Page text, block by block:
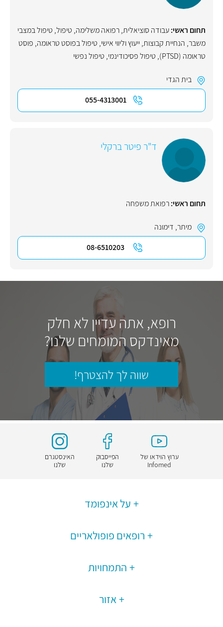
תחום ראשי:עבודה סוציאלית,רפואה משלימה, טיפול, טיפול במצבי
משבר, הנחיית קבוצות,ייעוץ וליווי אישי, טיפול בפוסט טראומה, פוסט
טראומה (PTSD)
, טיפול פסיכודינמי, טיפול נפשי
בית הגדי
055-4313001
ד"ר פיטר ברקלי
תחום ראשי:רפואת משפחה
מיתר, דימונה
08-6510203
רופא, אתה עדיין לא חלק
מאינדקס המומחים שלנו?
שווה לך להצטרף!
ערוץ הוידאו של
Infomed
הפייסבוק
שלנו
האינסטגרם
שלנו
על אינפומד
רופאים פופולאריים
התמחויות
אזור